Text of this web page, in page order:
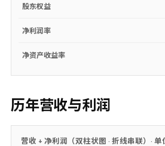
股东权益
净利润率
净资产收益率
历年营收与利润
营收 + 净利润（双柱状图 · 折线串联）· 单